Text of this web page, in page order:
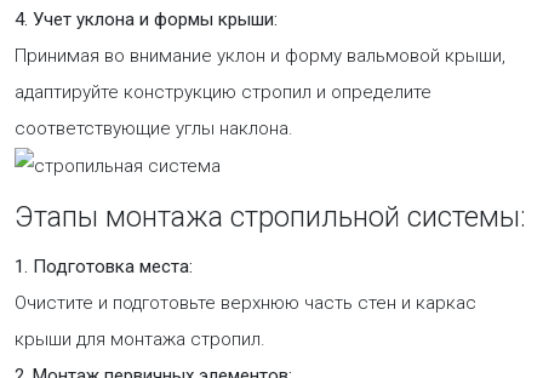
4. Учет уклона и формы крыши:
Принимая во внимание уклон и форму вальмовой крыши,
адаптируйте конструкцию стропил и определите
соответствующие углы наклона.
Этапы монтажа стропильной системы:
1. Подготовка места:
Очистите и подготовьте верхнюю часть стен и каркас
крыши для монтажа стропил.